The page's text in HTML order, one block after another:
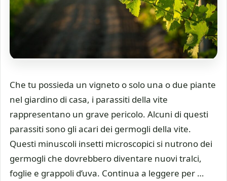
Che tu possieda un vigneto o solo una o due piante
nel giardino di casa, i parassiti della vite
rappresentano un grave pericolo. Alcuni di questi
parassiti sono gli acari dei germogli della vite.
Questi minuscoli insetti microscopici si nutrono dei
germogli che dovrebbero diventare nuovi tralci,
foglie e grappoli d’uva. Continua a leggere per …